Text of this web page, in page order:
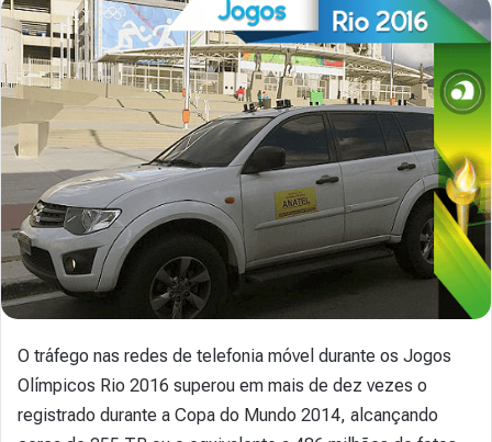
O tráfego nas redes de telefonia móvel durante os Jogos
Olímpicos Rio 2016 superou em mais de dez vezes o
registrado durante a Copa do Mundo 2014, alcançando